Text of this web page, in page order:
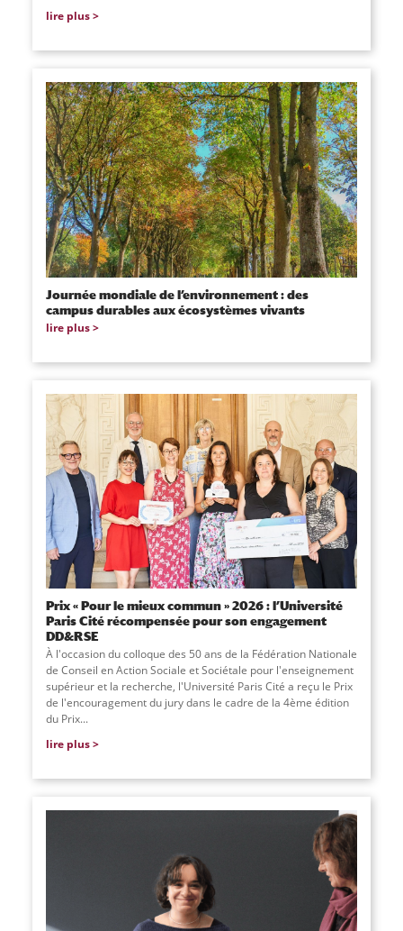
lire plus
Journée mondiale de l’environnement : des
campus durables aux écosystèmes vivants
lire plus
Prix « Pour le mieux commun » 2026 : l’Université
Paris Cité récompensée pour son engagement
DD&RSE
À l'occasion du colloque des 50 ans de la Fédération Nationale
de Conseil en Action Sociale et Sociétale pour l'enseignement
supérieur et la recherche, l'Université Paris Cité a reçu le Prix
de l'encouragement du jury dans le cadre de la 4ème édition
du Prix...
lire plus